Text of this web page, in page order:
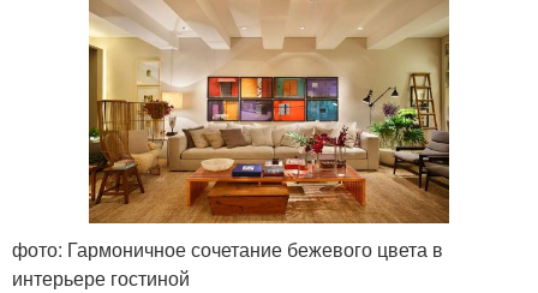
фото: Гармоничное сочетание бежевого цвета в
интерьере гостиной